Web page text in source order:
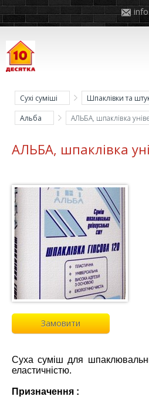
info
Сухі суміші
Шпаклівки та
Альба
АЛЬБА, шпаклівка
АЛЬБА, шпаклівка
Замовити
Cуха суміш для
еластичністю.
Призначення :